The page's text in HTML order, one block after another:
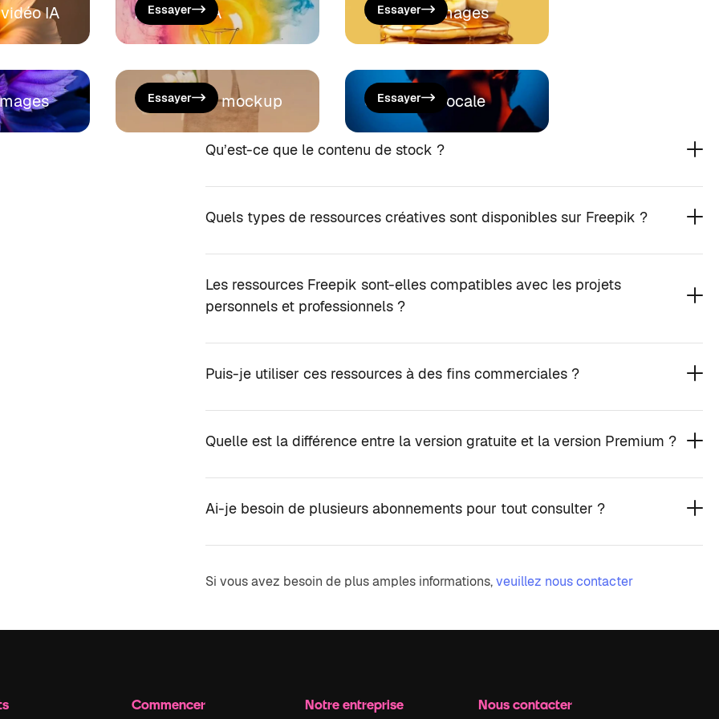
IA Assistant IA
Essayer Éditeur d’images
Essayer
Générer un mockup
Essayer Synthèse vocale
Essayer
Qu’est-ce que le contenu de stock ?
Quels types de ressources créatives sont disponibles sur Freepik ?
Les ressources Freepik sont-elles compatibles avec les projets
personnels et professionnels ?
Puis-je utiliser ces ressources à des fins commerciales ?
Quelle est la différence entre la version gratuite et la version Premium ?
Ai-je besoin de plusieurs abonnements pour tout consulter ?
Si vous avez besoin de plus amples informations,veuillez nous contacter
Commencer Notre entreprise Nous contacter